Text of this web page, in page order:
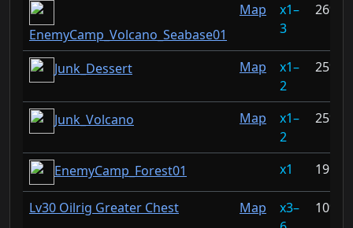
EnemyCamp_Volcano_Seabase01
Map
1–
3
26%
Junk_Dessert Map
1–
2
25%
Junk_Volcano Map
1–
2
25%
EnemyCamp_Forest01 1
Lv30 Oilrig Greater Chest Map
3–
10%